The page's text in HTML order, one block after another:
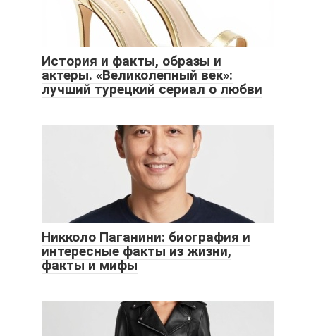
История и факты, образы и
актеры. «Великолепный век»:
лучший турецкий сериал о любви
Никколо Паганини: биография и
интересные факты из жизни,
факты и мифы